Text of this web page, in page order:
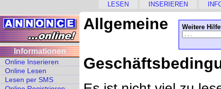
LESEN INSERIEREN
Informationen
Online Inserieren
Online Lesen
Lesen per SMS
Weitere
Allgemeine